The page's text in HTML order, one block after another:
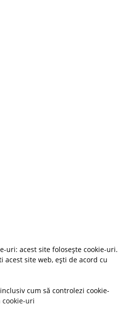
uri: acest site folosește cookie-uri.
acest site web, ești de acord cu
cum să controlezi cookie-
cookie-uri